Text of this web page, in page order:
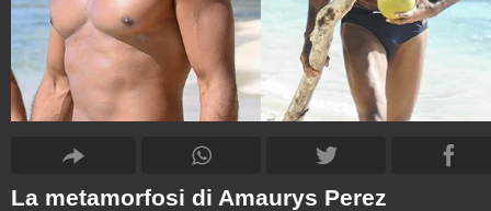
La metamorfosi di Amaurys Perez